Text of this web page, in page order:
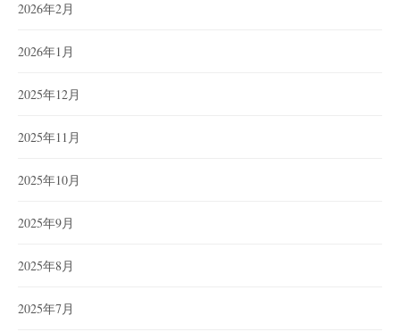
2026年2月
2026年1月
2025年12月
2025年11月
2025年10月
2025年9月
2025年8月
2025年7月